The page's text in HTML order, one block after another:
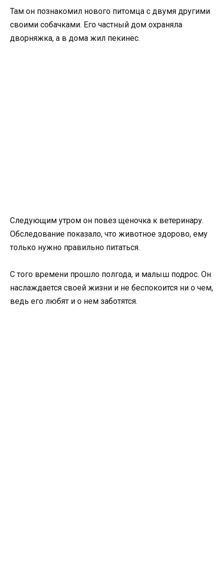
Там он познакомил нового питомца с двумя другими
своими собачками. Его частный дом охраняла
дворняжка, а в дома жил пекинес.
Следующим утром он повез щеночка к ветеринару.
Обследование показало, что животное здорово, ему
только нужно правильно питаться.
С того времени прошло полгода, и малыш подрос. Он
наслаждается своей жизни и не беспокоится ни о чем,
ведь его любят и о нем заботятся.